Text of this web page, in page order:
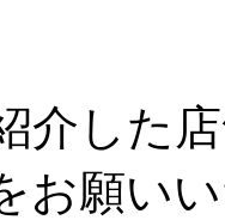
介した
お願い